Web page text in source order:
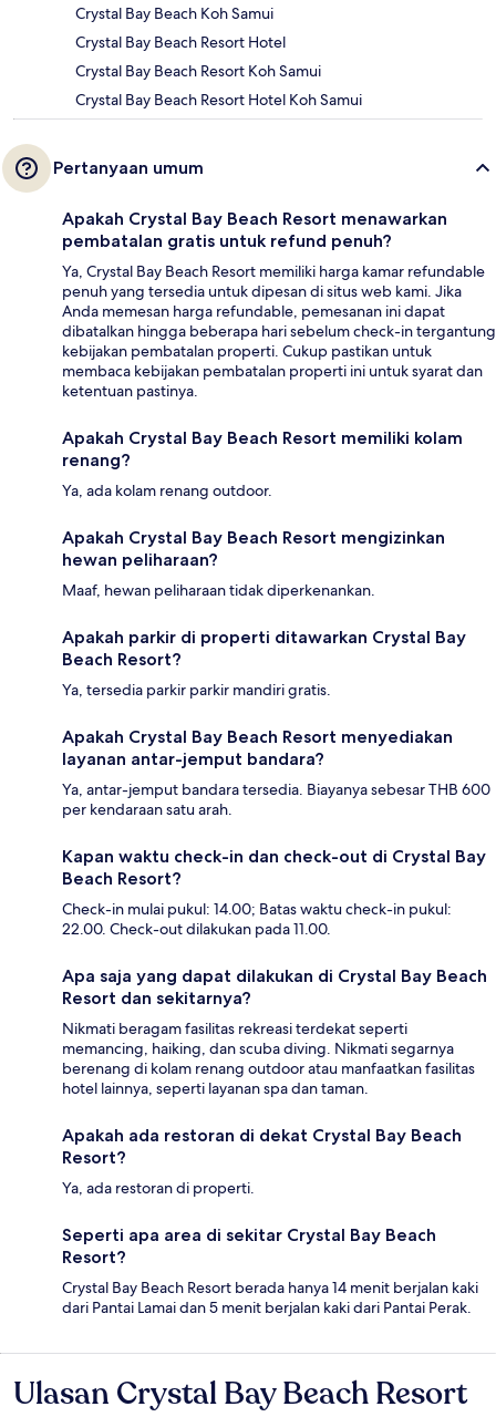
Crystal Bay Beach Koh Samui
Crystal Bay Beach Resort Hotel
Crystal Bay Beach Resort Koh Samui
Crystal Bay Beach Resort Hotel Koh Samui
Pertanyaan umum
Apakah Crystal Bay Beach Resort menawarkan
pembatalan gratis untuk refund penuh?
Ya, Crystal Bay Beach Resort memiliki harga kamar refundable
penuh yang tersedia untuk dipesan di situs web kami. Jika
Anda memesan harga refundable, pemesanan ini dapat
dibatalkan hingga beberapa hari sebelum check-in tergantung
kebijakan pembatalan properti. Cukup pastikan untuk
membaca kebijakan pembatalan properti ini untuk syarat dan
ketentuan pastinya.
Apakah Crystal Bay Beach Resort memiliki kolam
renang?
Ya, ada kolam renang outdoor.
Apakah Crystal Bay Beach Resort mengizinkan
hewan peliharaan?
Maaf, hewan peliharaan tidak diperkenankan.
Apakah parkir di properti ditawarkan Crystal Bay
Beach Resort?
Ya, tersedia parkir parkir mandiri gratis.
Apakah Crystal Bay Beach Resort menyediakan
layanan antar-jemput bandara?
Ya, antar-jemput bandara tersedia. Biayanya sebesar THB 600
per kendaraan satu arah.
Kapan waktu check-in dan check-out di Crystal Bay
Beach Resort?
Check-in mulai pukul: 14.00; Batas waktu check-in pukul:
22.00. Check-out dilakukan pada 11.00.
Apa saja yang dapat dilakukan di Crystal Bay Beach
Resort dan sekitarnya?
Nikmati beragam fasilitas rekreasi terdekat seperti
memancing, haiking, dan scuba diving. Nikmati segarnya
berenang di kolam renang outdoor atau manfaatkan fasilitas
hotel lainnya, seperti layanan spa dan taman.
Apakah ada restoran di dekat Crystal Bay Beach
Resort?
Ya, ada restoran di properti.
Seperti apa area di sekitar Crystal Bay Beach
Resort?
Crystal Bay Beach Resort berada hanya 14 menit berjalan kaki
dari Pantai Lamai dan 5 menit berjalan kaki dari Pantai Perak.
Ulasan
Ulasan Crystal Bay Beach Resort